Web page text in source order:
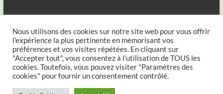
Prenez rendez-vous avec Liberlo !
Nous utilisons des cookies sur notre site web pour vous offrir
l'expérience la plus pertinente en mémorisant vos
préférences et vos visites répétées. En cliquant sur
"Accepter tout", vous consentez à l'utilisation de TOUS les
cookies. Toutefois, vous pouvez visiter "Paramètres des
cookies" pour fournir un consentement contrôlé.